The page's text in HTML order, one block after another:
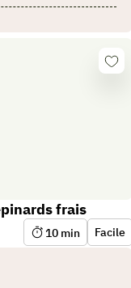
frais
10 min Facile